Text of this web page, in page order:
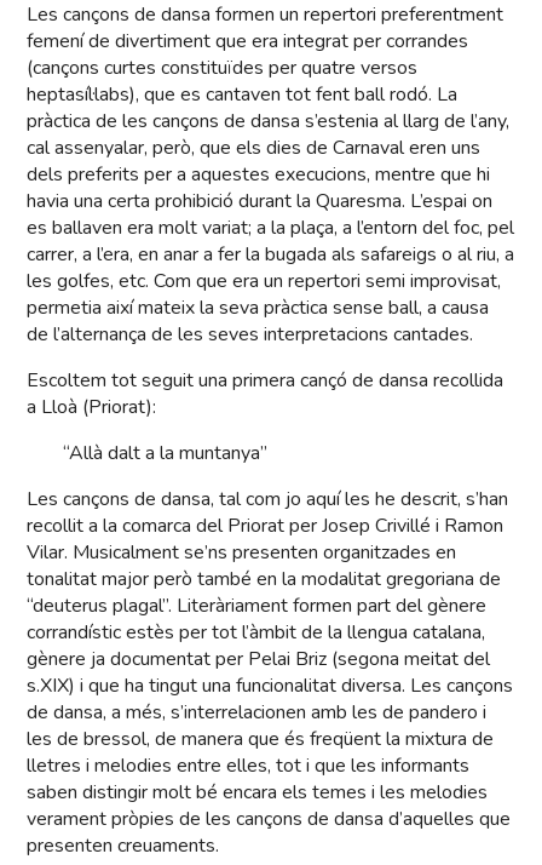
Les cançons de dansa formen un repertori preferentment
femení de divertiment que era integrat per corrandes
(cançons curtes constituïdes per quatre versos
heptasíl·labs), que es cantaven tot fent ball rodó. La
pràctica de les cançons de dansa s’estenia al llarg de l’any,
cal assenyalar, però, que els dies de Carnaval eren uns
dels preferits per a aquestes execucions, mentre que hi
havia una certa prohibició durant la Quaresma. L’espai on
es ballaven era molt variat; a la plaça, a l’entorn del foc, pel
carrer, a l’era, en anar a fer la bugada als safareigs o al riu, a
les golfes, etc. Com que era un repertori semi improvisat,
permetia així mateix la seva pràctica sense ball, a causa
de l’alternança de les seves interpretacions cantades.
Escoltem tot seguit una primera cançó de dansa recollida
a Lloà (Priorat):
“Allà dalt a la muntanya”
Les cançons de dansa, tal com jo aquí les he descrit, s’han
recollit a la comarca del Priorat per Josep Crivillé i Ramon
Vilar. Musicalment se’ns presenten organitzades en
tonalitat major però també en la modalitat gregoriana de
“deuterus plagal”. Literàriament formen part del gènere
corrandístic estès per tot l’àmbit de la llengua catalana,
gènere ja documentat per Pelai Briz (segona meitat del
s.XIX) i que ha tingut una funcionalitat diversa. Les cançons
de dansa, a més, s’interrelacionen amb les de pandero i
les de bressol, de manera que és freqüent la mixtura de
lletres i melodies entre elles, tot i que les informants
saben distingir molt bé encara els temes i les melodies
verament pròpies de les cançons de dansa d’aquelles que
presenten creuaments.